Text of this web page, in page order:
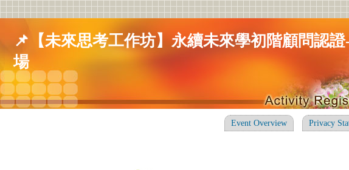
📌【未來思考工作坊】永續未來學初階顧問認證
場
Event Overview Privacy